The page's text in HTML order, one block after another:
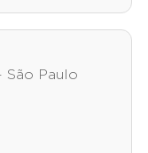
São Paulo